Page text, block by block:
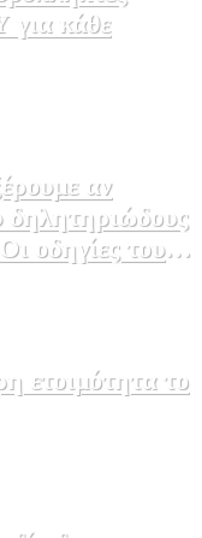
για κάθε
αν
δηλητηριώδους
οδηγίες του
ετοιμότητα το